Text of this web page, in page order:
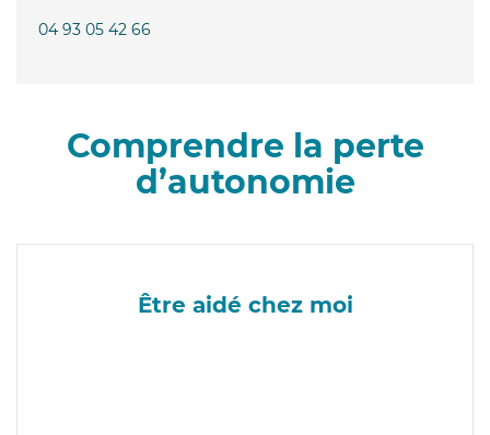
04 93 05 42 66
Comprendre la perte
d’autonomie
Être aidé chez moi